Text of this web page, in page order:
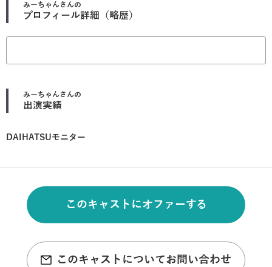
みーちゃん さんの
プロフィール詳細（略歴）
みーちゃん さんの
出演実績
DAIHATSUモニター
このキャストにオファーする
このキャストについてお問い合わせ